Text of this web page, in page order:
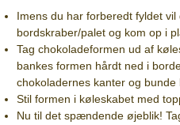
Imens du har forberedt fyldet
bordskraber/palet og kom op i
Tag chokoladeformen ud af
bankes formen hårdt ned i
chokoladernes kanter og
Stil formen i køleskabet med
Nu til det spændende øjeblik!